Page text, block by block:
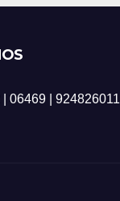
06469 | 924826011